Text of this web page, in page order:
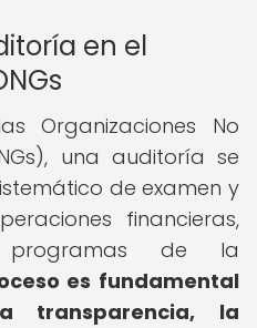
en el
Organizaciones No
una auditoría se
de examen y
financieras,
programas de la
es fundamental
transparencia, la